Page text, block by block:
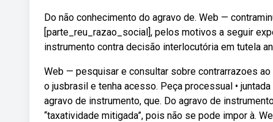
Do não conhecimento do agravo de. Web —
[parte_reu_razao_social], pelos motivos a seguir
instrumento contra decisão interlocutória em tutela
Web — pesquisar e consultar sobre contrarrazoes
o jusbrasil e tenha acesso. Peça processual •
agravo de instrumento, que. Do agravo de
“taxatividade mitigada”, pois não se pode impor à.